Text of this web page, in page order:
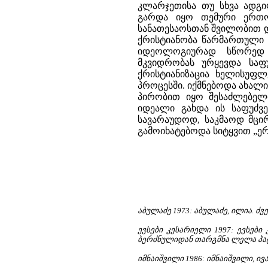
კლარჯეთისა თუ სხვა
გარდა იყო თემური
სანათესაოსთან შვილობით
ქრისტიანობა
იდეოლოგიურად
მკვიდრობას ურყევდა
ქრისტიანიზაცია
პროცესში. იქმნებოდა
პირობით იყო
იდეალი გახდა ის
სავარაუდოდ, საკმაოდ
გამოიხატებოდა სიტყვით
აბულაძე 1973: აბულაძე, ილია.
ევსები კესარიელი 1997:
ბერძნულიდან თარგმნა ლელა
იმნაიშვილი 1986: იმნაიშვილი,